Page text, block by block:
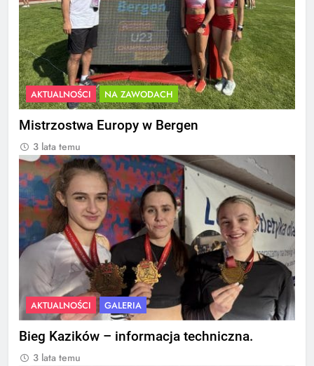
AKTUALNOŚCI NA ZAWODACH
Mistrzostwa Europy w Bergen
3 lata temu
AKTUALNOŚCI GALERIA
Bieg Kazików – informacja techniczna.
3 lata temu